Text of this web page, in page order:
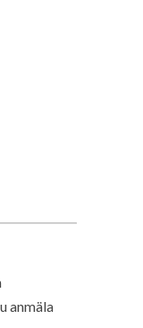
anmäla